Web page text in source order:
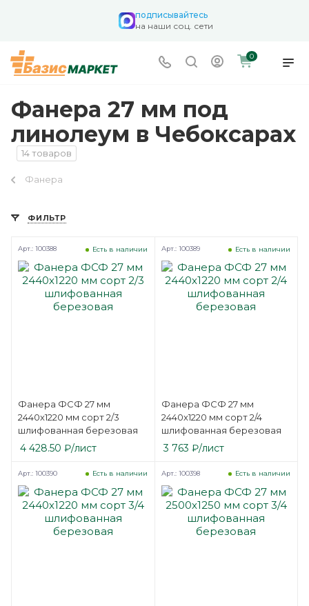
подписывайтесь
на наши соц. сети
0
Фанера 27 мм под
линолеум в Чебоксарах
14 товаров
Фанера
ФИЛЬТР
Фанера ФСФ 27 мм
2440х1220 мм сорт 2/3
шлифованная березовая
Есть в наличии
Арт.: 100388
4 428.50 ₽/лист
Фанера ФСФ 27 мм
2440х1220 мм сорт 2/4
шлифованная березовая
Есть в наличии
Арт.: 100389
3 763 ₽/лист
Есть в наличии
Арт.: 100390 Есть в наличии
Арт.: 100398